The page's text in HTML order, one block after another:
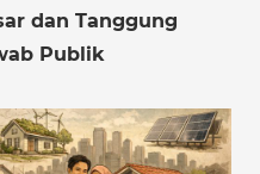
dan Tanggung
Publik